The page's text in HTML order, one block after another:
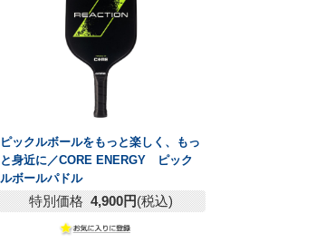
ピックルボールをもっと楽しく、もっ
と身近に／CORE ENERGY ピック
ルボールパドル
特別価格 4,900円(税込)